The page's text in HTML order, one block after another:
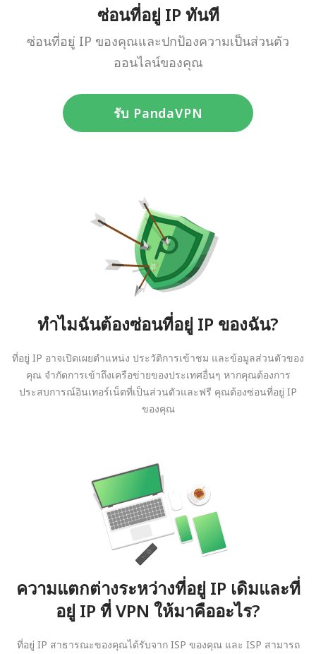
ซ่อนที่อยู่ IP ทันที
ซ่อนที่อยู่ IP ของคุณและปกป้องความเป็นส่วนตัว
ออนไลน์ของคุณ
รับ PandaVPN
ทำไมฉันต้องซ่อนที่อยู่ IP ของฉัน?
ที่อยู่ IP อาจเปิดเผยตำแหน่ง ประวัติการเข้าชม และข้อมูลส่วนตัวของ
คุณ จำกัดการเข้าถึงเครือข่ายของประเทศอื่นๆ หากคุณต้องการ
ประสบการณ์อินเทอร์เน็ตที่เป็นส่วนตัวและฟรี คุณต้องซ่อนที่อยู่ IP
ของคุณ
ความแตกต่างระหว่างที่อยู่ IP เดิมและที่
อยู่ IP ที่ VPN ให้มาคืออะไร?
ที่อยู่ IP สาธารณะของคุณได้รับจาก ISP ของคุณ และ ISP สามารถ